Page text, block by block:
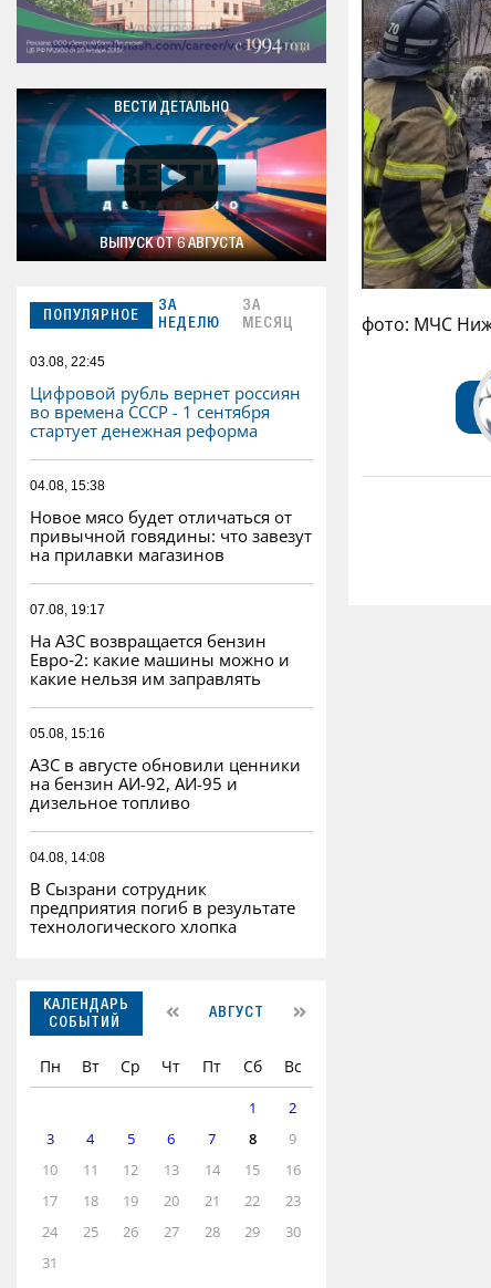
ВЕСТИ ДЕТАЛЬНО
ВЫПУСК ОТ 6 АВГУСТА
ПОПУЛЯРНОЕ
ЗА
НЕДЕЛЮ
ЗА
МЕСЯЦ
03.08, 22:45
Цифровой рубль вернет россиян
во времена СССР - 1 сентября
стартует денежная реформа
04.08, 15:38
Новое мясо будет отличаться от
привычной говядины: что завезут
на прилавки магазинов
07.08, 19:17
На АЗС возвращается бензин
Евро‑2: какие машины можно и
какие нельзя им заправлять
05.08, 15:16
АЗС в августе обновили ценники
на бензин АИ-92, АИ-95 и
дизельное топливо
04.08, 14:08
В Сызрани сотрудник
предприятия погиб в результате
технологического хлопка
КАЛЕНДАРЬ
СОБЫТИЙ
АВГУСТ
Пн Вт Ср Чт Пт Сб Вс
1
2
3
4 5 6 7 8
9
10
11 12 13 14 15
16
17
18 19 20 21 22
23
24
25 26 27 28 29
30
31
фото: МЧС